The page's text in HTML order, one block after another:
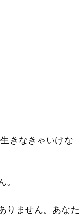
きなきゃいけな
。
りません。あなた